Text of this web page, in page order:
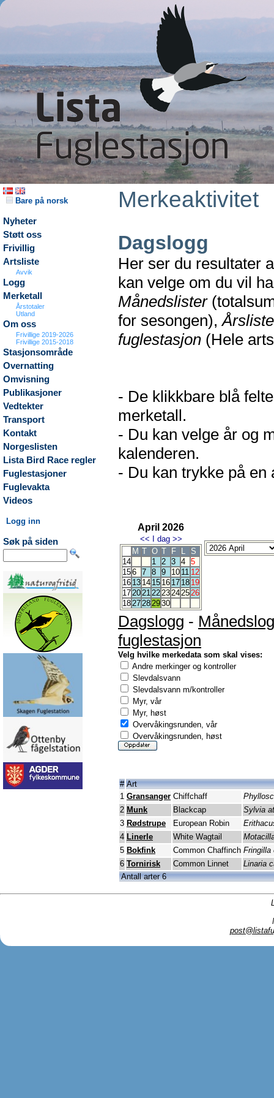
Bare på norsk
Nyheter
Støtt oss
Frivillig
Artsliste
Avvik
Logg
Merketall
Årstotaler
Utland
Om oss
Frivillige 2019-2026
Frivillige 2015-2018
Stasjonsområde
Overnatting
Omvisning
Publikasjoner
Vedtekter
Transport
Kontakt
Norgeslisten
Lista Bird Race regler
Fuglestasjoner
Fuglevakta
Videos
Logg inn
Søk på siden
Merkeaktivitet
Dagslogg
Her ser du resultater
kan velge om du vil
Månedslister
for sesongen),
fuglestasjon (Hele
- De klikkbare blå
merketall.
- Du kan velge år og
kalenderen.
- Du kan trykke på en
April 2026
<< I dag >>
M T O T F L
S
14
1 2 3 4 5
156 7 8 9 10 11 12
16 13 14 15 16 17 18 19
1720212223242526
1827282930
Dagslogg -
fuglestasjon
Velg hvilke merkedata som skal vises:
Andre merkinger og kontroller
Slevdalsvann
Slevdalsvann m/kontroller
Myr, vår
Myr, høst
Overvåkingsrunden, vår
Overvåkingsrunden, høst
# Art
1 Gransanger Chiffchaff
2 Munk Blackcap
Sylvia
3 Rødstrupe European Robin
4 Linerle White Wagtail
5 Bokfink Common Chaffinch Fringilla
6 Tornirisk Common Linnet
Linaria
Antall arter 6